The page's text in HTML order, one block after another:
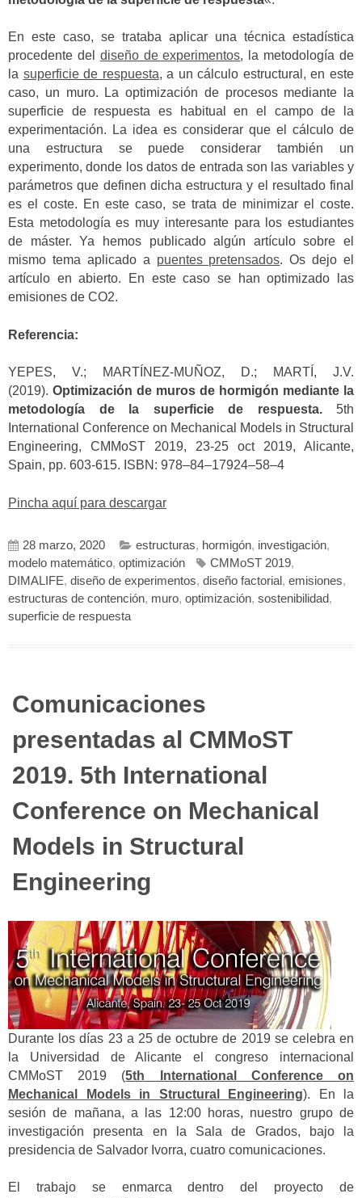
En este caso, se trataba aplicar una técnica estadística
procedente del diseño de experimentos, la metodología de
la superficie de respuesta, a un cálculo estructural, en este
caso, un muro. La optimización de procesos mediante la
superficie de respuesta es habitual en el campo de la
experimentación. La idea es considerar que el cálculo de
una estructura se puede considerar también un
experimento, donde los datos de entrada son las variables y
parámetros que definen dicha estructura y el resultado final
es el coste. En este caso, se trata de minimizar el coste.
Esta metodología es muy interesante para los estudiantes
de máster. Ya hemos publicado algún artículo sobre el
mismo tema aplicado a puentes pretensados. Os dejo el
artículo en abierto. En este caso se han optimizado las
emisiones de CO2.
Referencia:
YEPES, V.; MARTÍNEZ-MUÑOZ, D.; MARTÍ, J.V.
(2019). Optimización de muros de hormigón mediante la
metodología de la superficie de respuesta.5th
International Conference on Mechanical Models in Structural
Engineering, CMMoST 2019, 23-25 oct 2019, Alicante,
Spain, pp. 603-615. ISBN: 978–84–17924–58–4
Pincha aquí para descargar
28 marzo, 2020 estructuras, hormigón, investigación,
modelo matemático, optimización CMMoST 2019,
DIMALIFE, diseño de experimentos, diseño factorial , emisiones,
estructuras de contención, muro, optimización, sostenibilidad,
superficie de respuesta
Comunicaciones
presentadas al CMMoST
2019. 5th International
Conference on Mechanical
Models in Structural
Engineering
Durante los días 23 a 25 de octubre de 2019 se celebra en
la Universidad de Alicante el congreso internacional
CMMoST 2019 (5th International Conference on
Mechanical Models in Structural Engineering). En la
sesión de mañana, a las 12:00 horas, nuestro grupo de
investigación presenta en la Sala de Grados, bajo la
presidencia de Salvador Ivorra, cuatro comunicaciones.
El trabajo se enmarca dentro del proyecto de